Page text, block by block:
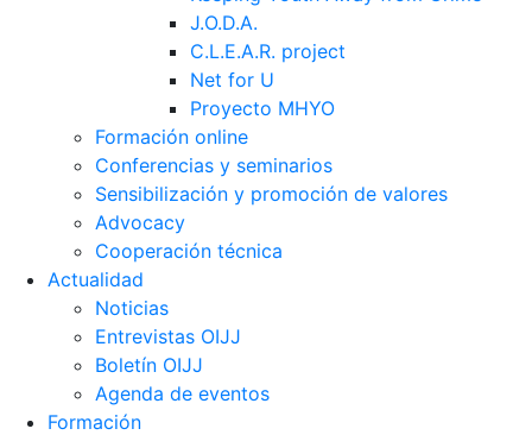
J.O.D.A.
C.L.E.A.R. project
Net for U
Proyecto MHYO
Formación online
Conferencias y seminarios
Sensibilización y promoción de valores
Advocacy
Cooperación técnica
Actualidad
Noticias
Entrevistas OIJJ
Boletín OIJJ
Agenda de eventos
Formación